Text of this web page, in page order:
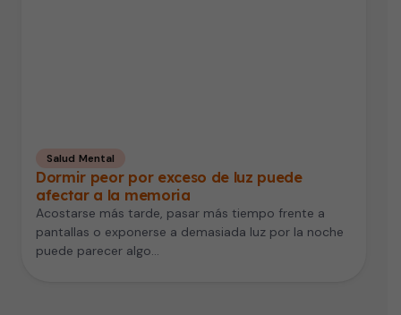
Salud Mental
Dormir peor por exceso de luz puede
afectar a la memoria
Acostarse más tarde, pasar más tiempo frente a
pantallas o exponerse a demasiada luz por la noche
puede parecer algo…